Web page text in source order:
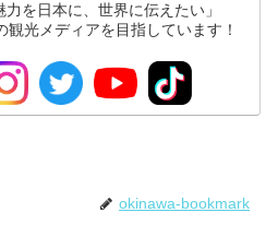
力を日本に、世界に伝えたい」
観光メディアを目指しています！
okinawa-bookmark